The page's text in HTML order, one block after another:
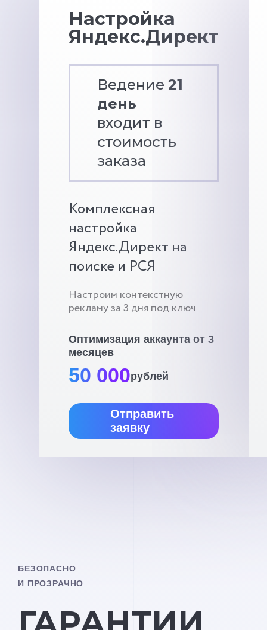
Настройка
Яндекс.Директ
Ведение 21
день
входит в
стоимость
заказа
Комплексная
настройка
Яндекс.Директ на
поиске и РСЯ
Настроим контекстную
рекламу за 3 дня под ключ
Оптимизация аккаунта от 3
месяцев
50 000рублей
Отправить
заявку
БЕЗОПАСНО
И ПРОЗРАЧНО
ГАРАНТИИ